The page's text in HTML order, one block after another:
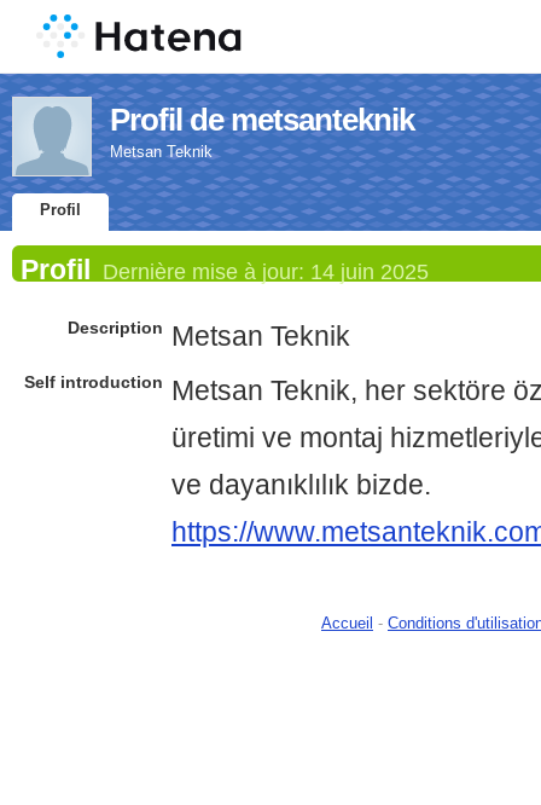
Profil de metsanteknik
Metsan Teknik
Profil
Profil Dernière mise à jour: 14 juin 2025
Description Metsan Teknik
Self introduction
Metsan Teknik, her sektöre
üretimi ve montaj
ve dayanıklılık bizde.
https://
Accueil - Conditions